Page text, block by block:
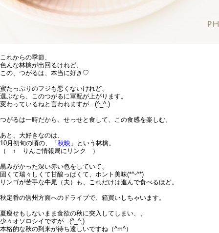
これからの季節、
色んな林檎が出回るけれど、
この、つがるは、本当に好き♡
蜜たっぷりのフジも悪くないけれど、
選ぶなら、このつがるに軍配が上がります。
変わっているねと言われますが...(^_^;)
つがるは一時だから、せっせと食して、この食感を楽しむ。
あと、大好きなのは、
10月初旬の頃の、「 秋映 」という林檎。
（ ↑ りんご情報局にリンク ）
黒みがかった深い赤い色をしていて、
固くて瑞々しくて甘酸っぱくて、ホント美味(*^-^*)
リンゴが苦手な牛尾（夫）も、これだけは進んで食べるほど。
秋定番の信州方面へのドライブで、箱買いしちゃいます。
夏痩せもしないまま食欲の秋に突入してしまい、、
少々オソロシイですが...(^_^;)
本格的な秋の到来が待ち遠しいですね（^m^）